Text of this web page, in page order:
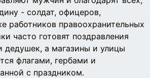
- солдат, офицеров,
работников правоохранительных
часто готовят поздравления
дедушек, а магазины и улицы
флагами, гербами и
с праздником.